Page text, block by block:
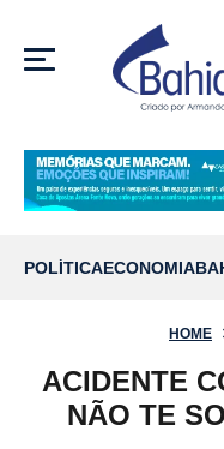
MENU
POLÍTICAECONOMIA
HOME
ACIDENTE
NÃO TE